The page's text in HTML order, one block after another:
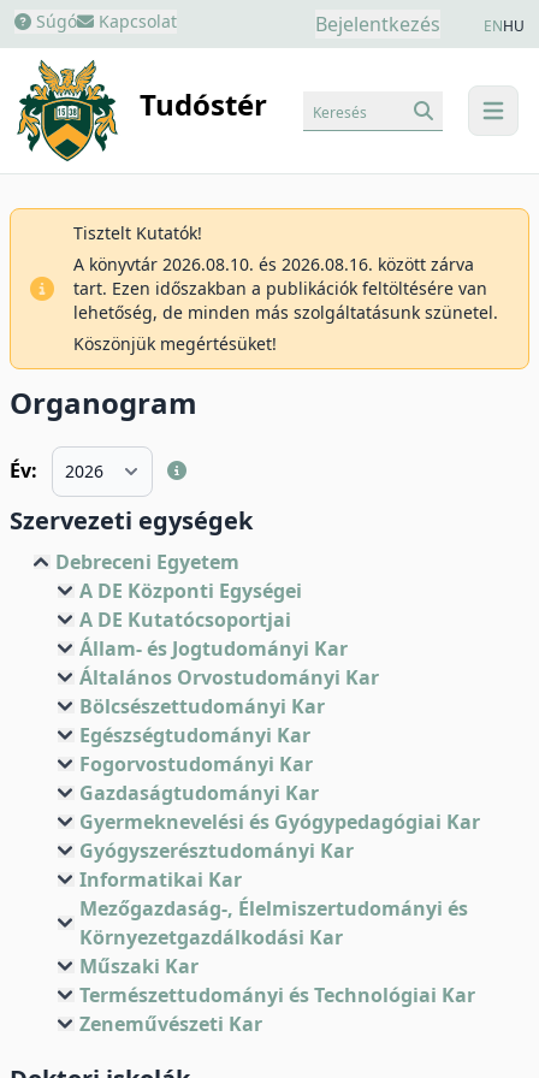
Súgó Kapcsolat Bejelentkezés ENHU
Tudóstér menu
Keresés
Tisztelt Kutatók!
A könyvtár 2026.08.10. és 2026.08.16. között zárva
tart. Ezen időszakban a publikációk feltöltésére van
lehetőség, de minden más szolgáltatásunk szünetel.
Köszönjük megértésüket!
Organogram
Év:
Szervezeti egységek
Debreceni Egyetem
A DE Központi Egységei
A DE Kutatócsoportjai
Állam- és Jogtudományi Kar
Általános Orvostudományi Kar
Bölcsészettudományi Kar
Egészségtudományi Kar
Fogorvostudományi Kar
Gazdaságtudományi Kar
Gyermeknevelési és Gyógypedagógiai Kar
Gyógyszerésztudományi Kar
Informatikai Kar
Mezőgazdaság-, Élelmiszertudományi és
Környezetgazdálkodási Kar
Műszaki Kar
Természettudományi és Technológiai Kar
Zeneművészeti Kar